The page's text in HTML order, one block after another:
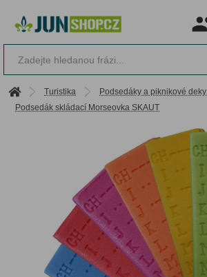
Turistika
Podsedáky a piknikové deky
Podsedák skládací Morseovka SKAUT